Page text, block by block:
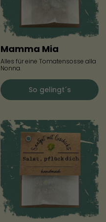
Mamma Mia
Alles für eine Tomatensosse alla
Nonna.
So gelingt´s